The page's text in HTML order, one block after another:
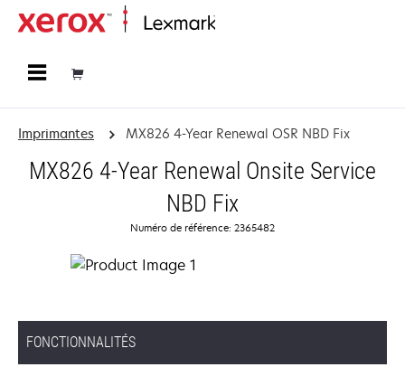
Imprimantes MX826 4-Year Renewal OSR NBD Fix
MX826 4-Year Renewal Onsite Service
NBD Fix
Numéro de référence: 2365482
FONCTIONNALITÉS